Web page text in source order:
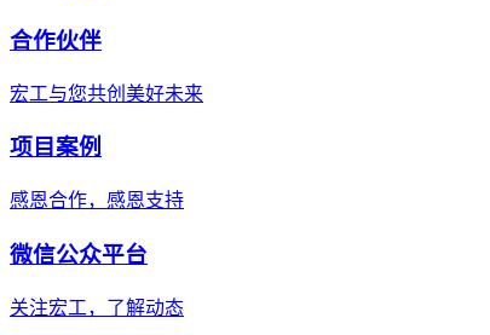
合作伙伴
宏工与您共创美好未来
项目案例
感恩合作，感恩支持
微信公众平台
关注宏工，了解动态